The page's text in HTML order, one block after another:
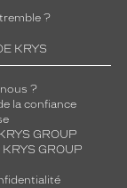
?
KRYS
?
la confiance
GROUP
GROUP